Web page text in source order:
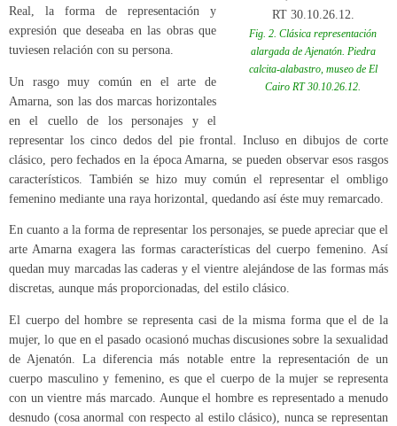
Fig. 2. Clásica representación
alargada de Ajenatón. Piedra
calcita-alabastro, museo de El
Cairo RT 30.10.26.12.
Real, la forma de representación y
expresión que deseaba en las obras que
tuviesen relación con su persona.
Un rasgo muy común en el arte de
Amarna, son las dos marcas horizontales
en el cuello de los personajes y el
representar los cinco dedos del pie frontal. Incluso en dibujos de corte
clásico, pero fechados en la época Amarna, se pueden observar esos rasgos
característicos. También se hizo muy común el representar el ombligo
femenino mediante una raya horizontal, quedando así éste muy remarcado.
En cuanto a la forma de representar los personajes, se puede apreciar que el
arte Amarna exagera las formas características del cuerpo femenino. Así
quedan muy marcadas las caderas y el vientre alejándose de las formas más
discretas, aunque más proporcionadas, del estilo clásico.
El cuerpo del hombre se representa casi de la misma forma que el de la
mujer, lo que en el pasado ocasionó muchas discusiones sobre la sexualidad
de Ajenatón. La diferencia más notable entre la representación de un
cuerpo masculino y femenino, es que el cuerpo de la mujer se representa
con un vientre más marcado. Aunque el hombre es representado a menudo
desnudo (cosa anormal con respecto al estilo clásico), nunca se representan